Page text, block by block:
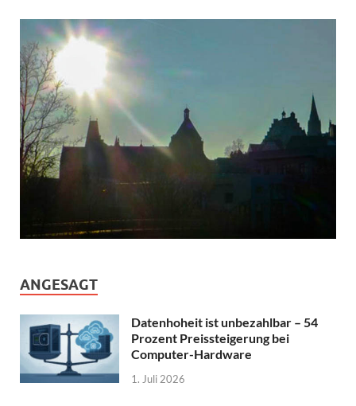
ANGESAGT
Datenhoheit ist unbezahlbar – 54
Prozent Preissteigerung bei
Computer-Hardware
1. Juli 2026